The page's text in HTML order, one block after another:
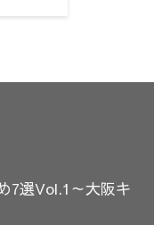
7選Vol.1～大阪キ